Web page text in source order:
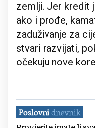
zemlji. Jer kredit
ako i prođe,
zaduživanje za
stvari razvijati,
očekuju nove